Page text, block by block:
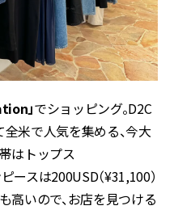
」でショッピング。D2C
米で人気を集める、今大
はトップス
ースは200USD（¥31,100）
高いので、お店を見つける